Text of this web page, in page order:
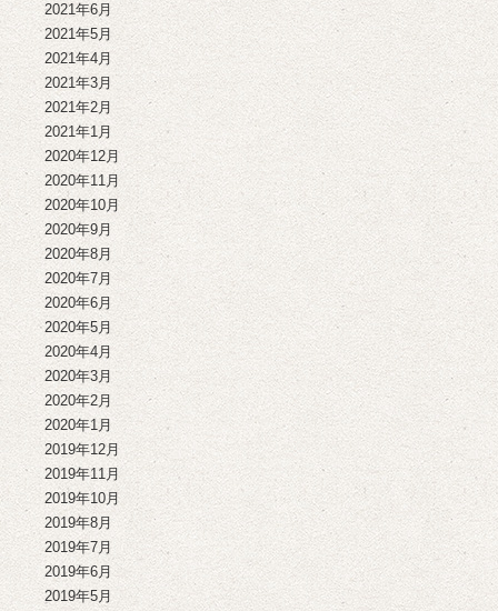
2021年6月
2021年5月
2021年4月
2021年3月
2021年2月
2021年1月
2020年12月
2020年11月
2020年10月
2020年9月
2020年8月
2020年7月
2020年6月
2020年5月
2020年4月
2020年3月
2020年2月
2020年1月
2019年12月
2019年11月
2019年10月
2019年8月
2019年7月
2019年6月
2019年5月